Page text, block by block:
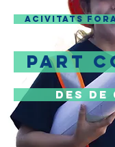
ACIVITATS
PART
DES